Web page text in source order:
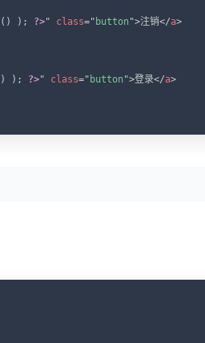
( ) ) ; ?>" class=" button ">注销</a>
) ) ; ?>" class=" button ">登录</a>